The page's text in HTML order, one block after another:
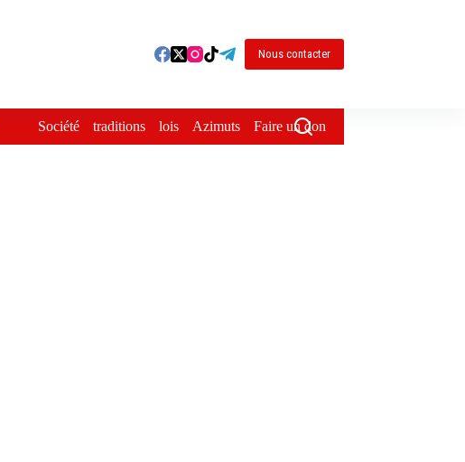
Nous contacter
Société traditions lois Azimuts Faire un don